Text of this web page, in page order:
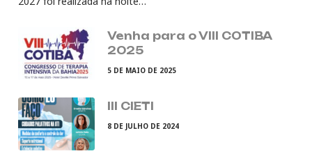
Venha para o VIII COTIBA
2025
5 DE MAIO DE 2025
III CIETI
8 DE JULHO DE 2024